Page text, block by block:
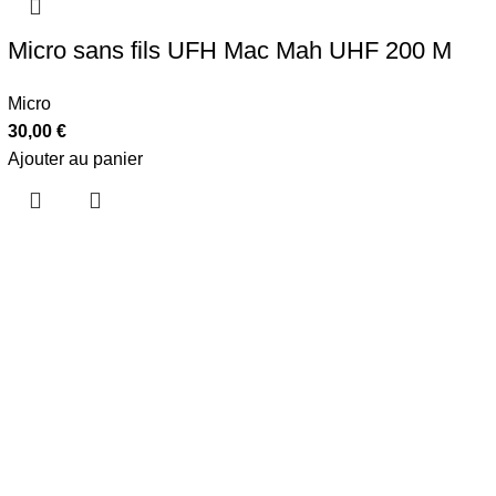
Micro sans fils UFH Mac Mah UHF 200 M
Micro
30,00 €
Ajouter au panier